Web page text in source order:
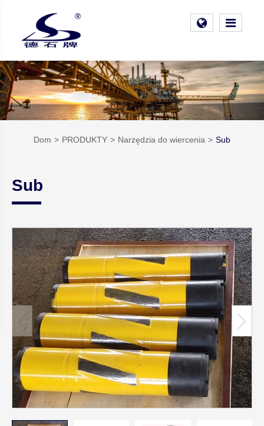
Dom PRODUKTY Narzędzia do wiercenia Sub
Sub